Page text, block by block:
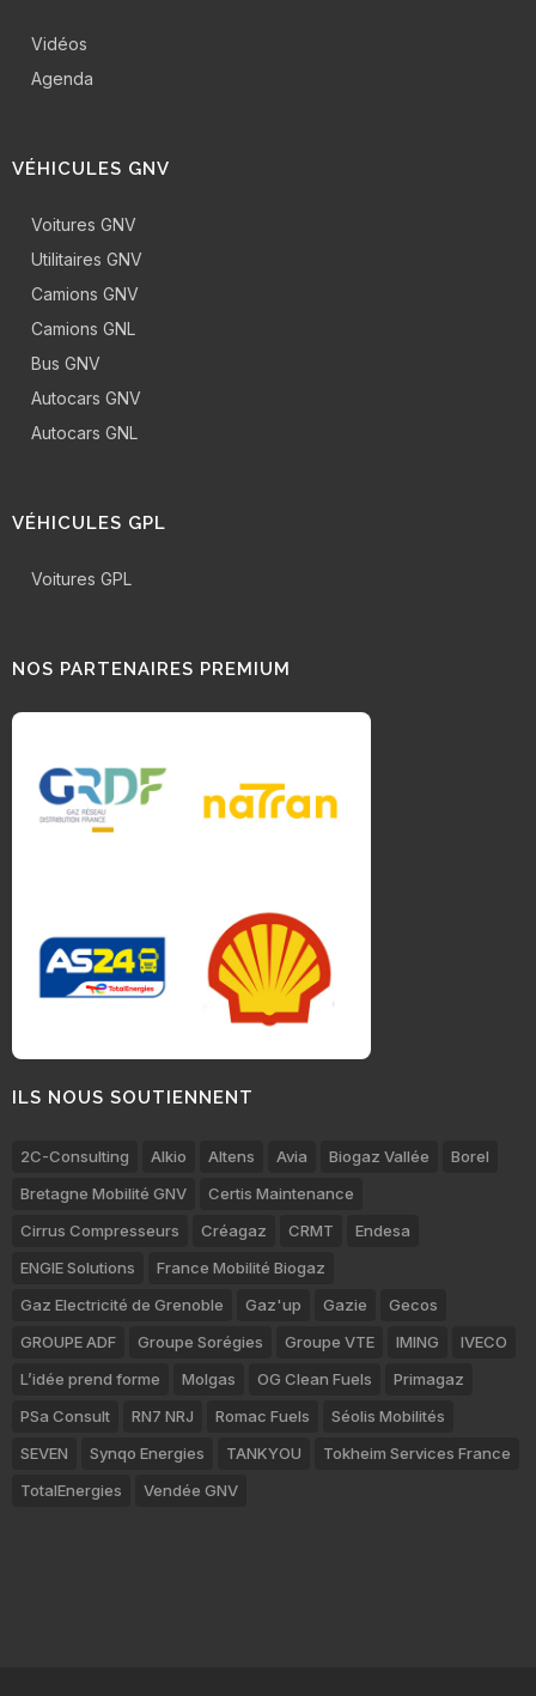
Vidéos
Agenda
VÉHICULES GNV
Voitures GNV
Utilitaires GNV
Camions GNV
Camions GNL
Bus GNV
Autocars GNV
Autocars GNL
VÉHICULES GPL
Voitures GPL
NOS PARTENAIRES PREMIUM
ILS NOUS SOUTIENNENT
2C-Consulting Alkio Altens Avia Biogaz Vallée
Borel
Bretagne Mobilité GNV
Certis Maintenance
Cirrus Compresseurs
Créagaz CRMT
Endesa
ENGIE Solutions
France Mobilité Biogaz
Gaz Electricité de Grenoble
Gaz'up Gazie
Gecos
GROUPE ADF
Groupe Sorégies Groupe VTE IMING
IVECO
L’idée prend forme
Molgas OG Clean Fuels
Primagaz
PSa Consult
RN7 NRJ Romac Fuels
Séolis Mobilités
SEVEN
Synqo Energies TANKYOU
Tokheim Services France
TotalEnergies
Vendée GNV